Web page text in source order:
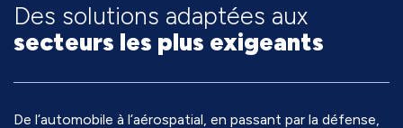
Des solutions adaptées aux
secteurs les plus exigeants
De l’automobile à l’aérospatial, en passant par la défense,